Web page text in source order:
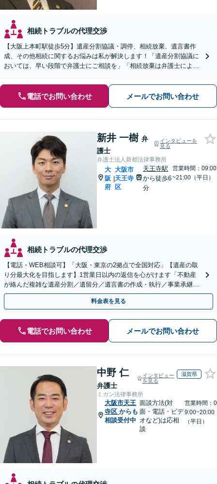
相続トラブルの代理交渉
【大阪上本町駅徒歩5分】遺産分割協議・調停、相続放棄、遺言書作
成、その他相続に関するお悩みは私が解決します！「遺産分割協議に
おいては、早い段階で弁護士にご相談を」「相続放棄は弁護士による
電話でお問い合わせ メールでお問い合わせ
新井 一樹 弁
護士
インタビューを
見る
弁護士法人新都法律事務所
大
阪
府
|
大阪市
天王寺
区
天王寺駅
から徒歩6
分
営業時間：09:00
~21:00（平日）
相続トラブルの代理交渉
【電話・WEB相談可】「大阪・東京の2拠点で全国対応」【遺産の取
り分最大化を目指します】1営業日以内の返信を心がけます「不動産
が絡んだ複雑な遺産分割／遺留分／遺言書の作成・執行／事業承継な
ど、お任せください」【休日相談あり】
料金表を見る
電話でお問い合わせ メールでお問い合わせ
中野 仁
弁護士
インタビュー
を見る
滋賀県
ミカン法律事務所
大阪市天王
寺区 からも
相談受付中
面談方法(対
面・電話・ビデ
オなど)は応相
談
営業時間：0
9:00~20:00
（平日）